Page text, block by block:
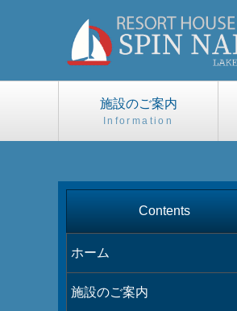
施設のご案内
Information
Contents
ホーム
施設のご案内